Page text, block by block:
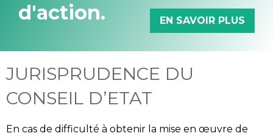
d'action.
EN SAVOIR PLUS
JURISPRUDENCE DU
CONSEIL D’ETAT
En cas de difficulté à obtenir la mise en œuvre de